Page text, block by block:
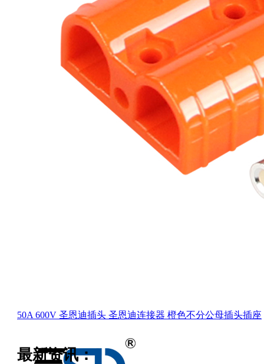
50A 600V 圣恩迪插头 圣恩迪连接器 橙色不分公母插头插座
最新资讯：